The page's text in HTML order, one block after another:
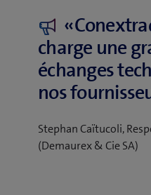
charge une
échanges
nos
Stephan Caïtucoli,
(Demaurex & Cie SA)